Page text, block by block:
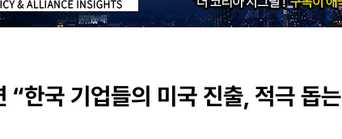
한국 기업들의 미국 진출, 적극 돕는